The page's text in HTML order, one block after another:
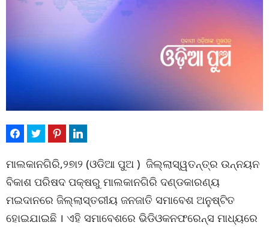
ମାଲକାନଗିରି,୨୭ା୨ (ଓଡିଆ ପୁଅ ) ଜିଲ୍ଲାସ୍ୱତନ୍ତ୍ର ଉନ୍ନୟନ
ବିକାଶ ପରିଷଦ ପକ୍ଷରୁ ମାଲକାନଗିରି ଦଣ୍ଡକାରଣ୍ୟ
ମଇଦାନରେ ଜିଲ୍ଲାସ୍ତରୀୟ ଜନଜାତି ସମାବେଶ ଅନୁଷ୍ଟିତ
ହୋଇଯାଇଛି । ଏହି ସମାବେଶରେ ଭିଡିଓକନଫରେନ୍ସ ମାଧ୍ୟରେ